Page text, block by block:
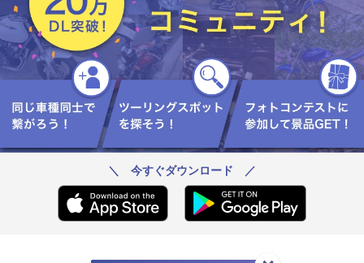
＼ 今すぐダウンロード ／